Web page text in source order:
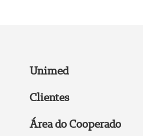
Unimed
Clientes
Área do Cooperado